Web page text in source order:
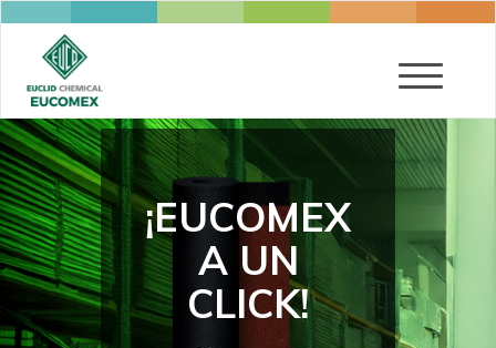
Toggle
¡EUCOMEX
A UN
CLICK!